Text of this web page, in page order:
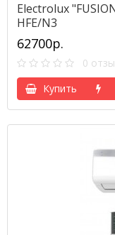
Electrolux
HFE/N3
62700р.
0
Купить